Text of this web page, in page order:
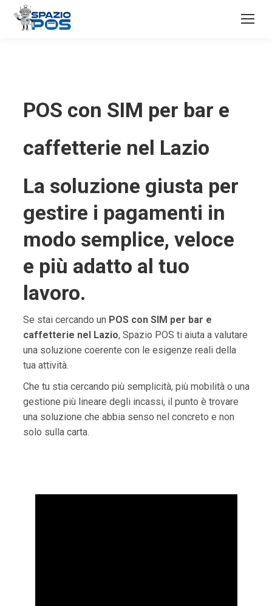
POS con SIM per bar e
caffetterie nel Lazio
La soluzione giusta per
gestire i pagamenti in
modo semplice, veloce
e più adatto al tuo
lavoro.
Se stai cercando un POS con SIM per bar e
caffetterie nel Lazio, Spazio POS ti aiuta a valutare
una soluzione coerente con le esigenze reali della
tua attività.
Che tu stia cercando più semplicità, più mobilità o una
gestione più lineare degli incassi, il punto è trovare
una soluzione che abbia senso nel concreto e non
solo sulla carta.